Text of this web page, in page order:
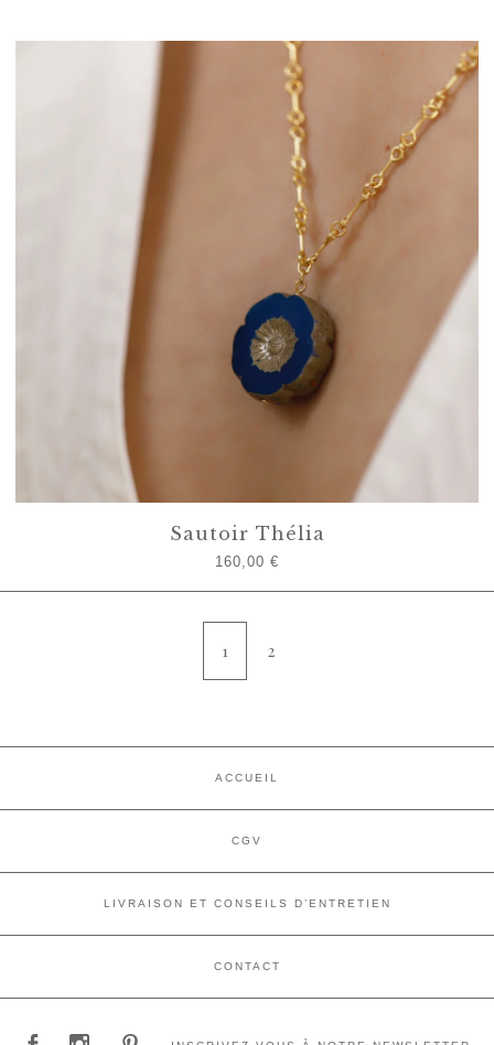
Sautoir Thélia
160,00 €
1 2
ACCUEIL
CGV
LIVRAISON ET CONSEILS D’ENTRETIEN
CONTACT